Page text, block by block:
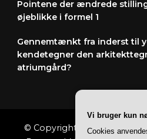
Pointene der ændrede
øjeblikke i formel 1
Gennemtænkt fra inderst til
kendetegner den
atriumgård?
© Copyright 2026
Vi bruger kun
Cookies